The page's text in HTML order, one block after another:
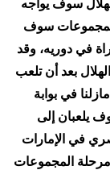
المجموعات سوف
لعب ما لا يقل عن 13 أو 14 مباراة في دوريه، وقد
بعد أن تلعب
مازلنا في بوابة
يلعبان إلى
في الإمارات
مرحلة المجموعات